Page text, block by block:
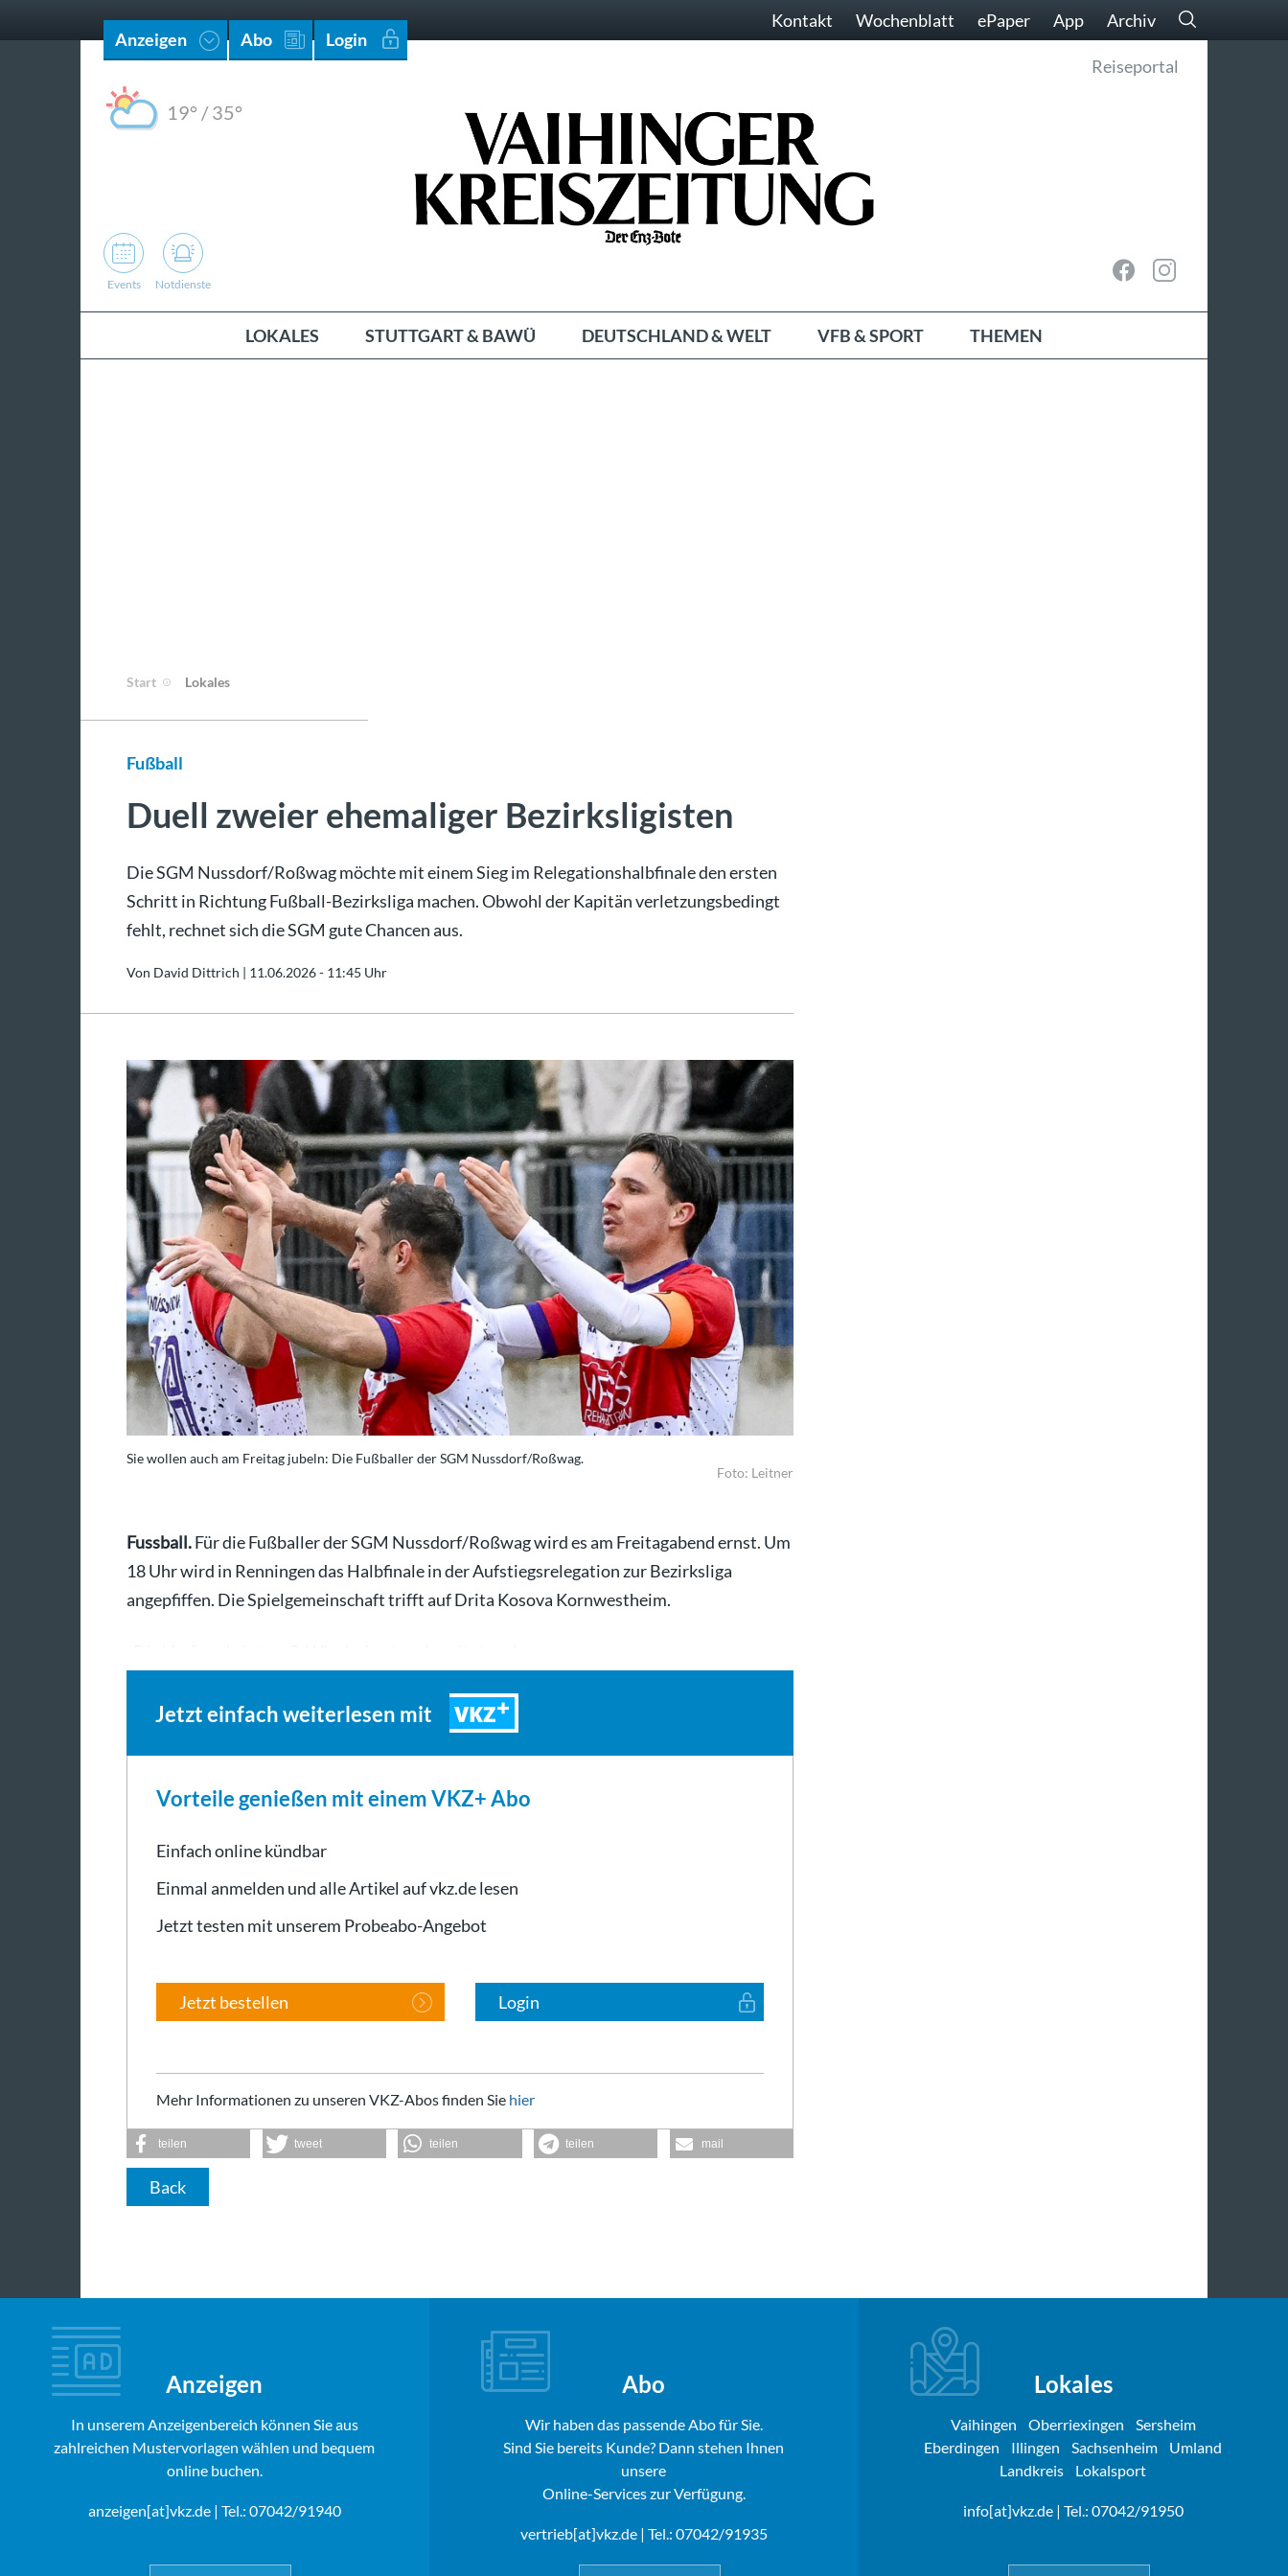
Anzeigen Abo Login
Kontakt Wochenblatt ePaper App Archiv
19° /35°
Reiseportal
Events Notdienste
LOKALES STUTTGART & BAWÜ DEUTSCHLAND & WELT VFB & SPORT THEMEN
Start Lokales
Fußball
Duell zweier ehemaliger Bezirksligisten
Die SGM Nussdorf/Roßwag möchte mit einem Sieg im Relegationshalbfinale den ersten
Schritt in Richtung Fußball-Bezirksliga machen. Obwohl der Kapitän verletzungsbedingt
fehlt, rechnet sich die SGM gute Chancen aus.
Von David Dittrich | 11.06.2026 - 11:45 Uhr
Sie wollen auch am Freitag jubeln: Die Fußballer der SGM Nussdorf/Roßwag.
Foto: Leitner
Fussball.Für die Fußballer der SGM Nussdorf/Roßwag wird es am Freitagabend ernst. Um
18 Uhr wird in Renningen das Halbfinale in der Aufstiegsrelegation zur Bezirksliga
angepfiffen. Die Spielgemeinschaft trifft auf Drita Kosova Kornwestheim.
Jetzt einfach weiterlesen mit VKZ
Vorteile genießen mit einem VKZ+ Abo
Einfach online kündbar
Einmal anmelden und alle Artikel auf vkz.de lesen
Jetzt testen mit unserem Probeabo-Angebot
Jetzt bestellen Login
Mehr Informationen zu unseren VKZ-Abos finden Sie hier
teilen tweet teilen teilen mail
Back
Anzeigen
In unserem Anzeigenbereich können Sie aus
zahlreichen Mustervorlagen wählen und bequem
online buchen.
anzeigen[at]vkz.de| Tel.: 07042/91940
Abo
Wir haben das passende Abo für Sie.
Sind Sie bereits Kunde? Dann stehen Ihnen
unsere
Online-Services zur Verfügung.
vertrieb[at]vkz.de| Tel.: 07042/91935
Lokales
Vaihingen Oberriexingen
Sersheim
Eberdingen
Illingen Sachsenheim
Umland
Landkreis
Lokalsport
info[at]vkz.de| Tel.: 07042/91950